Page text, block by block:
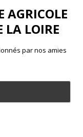
AGRICOLE
LA LOIRE
par nos amies